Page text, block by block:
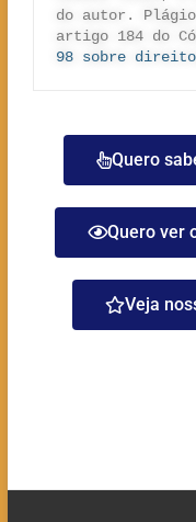
do autor.
artigo 184 do
98 sobre
Quero
Quero ver
Veja